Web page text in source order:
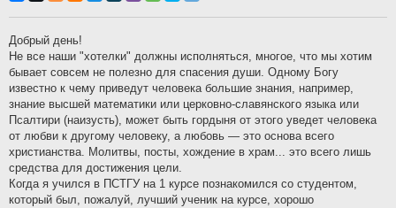
Добрый день!
Не все наши "хотелки" должны исполняться, многое, что мы хотим
бывает совсем не полезно для спасения души. Одному Богу
известно к чему приведут человека большие знания, например,
знание высшей математики или церковно-славянского языка или
Псалтири (наизусть), может быть гордыня от этого уведет человека
от любви к другому человеку, а любовь — это основа всего
христианства. Молитвы, посты, хождение в храм... это всего лишь
средства для достижения цели.
Когда я учился в ПСТГУ на 1 курсе познакомился со студентом,
который был, пожалуй, лучший ученик на курсе, хорошо